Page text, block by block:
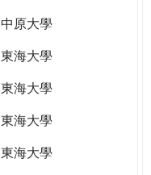
中原大學
東海大學
東海大學
東海大學
東海大學